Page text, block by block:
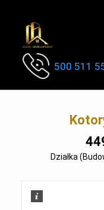
500 511
Działka